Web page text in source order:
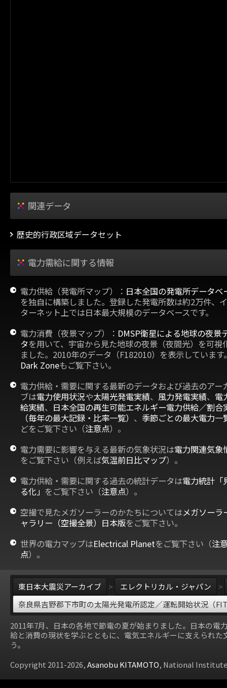
関連データ
歴史的行政区域データセット
電力需給に関する情報
電力供給（発電所マップ）： 日本全国の発電所データベ
を独自に構築しました。登録した発電所数は約2万件、
ターネット上では日本最大規模のデータベースです。
電力消費（夜景マップ）： DMSP衛星による地球の夜景
タを用いて、宇宙から見た地球の夜景（夜間光）を可視
ました。2010年のデータ（F182010）を表示しています
Dark Zoneもご覧下さい。
電力供給・需要に関する最新のデータおよび過去のアー
ブは電力使用状況や太陽光発電実績、 風力発電実績、 電
給実績、 日本全国の再生可能エネルギー電力供給／割合
（毎年の最大記録・比率一覧） 、 季節ごとの最大電力一
どをご覧下さい（注意点）。
電力需要に影響を与える最新の気象状況は電力関連気象
をご覧下さい（例えば気温前日比マップ）。
電力供給・需要に関する過去の統計データは電力統計「
る化」 をご覧下さい（注意点）。
空撮で見たメガソーラーのかたちについてはメガソーラ
ャラリー（空撮全景）日本版をご覧下さい。
世界の電力マップはElectrical Planetをご覧下さい（注
点）。
東日本大震災アーカイブ > エレクトリカル・ジャパン
>
奈良県吉野郡下市町の太陽光発電所認定／運転開始状況（
2011年7月、日本の各地で節電の夏が始まりました。日本の電
給と消費の現状を学ぶとともに、電気エネルギーに支えられた
う。
Copyright 2011-2026,Asanobu KITAMOTO, National